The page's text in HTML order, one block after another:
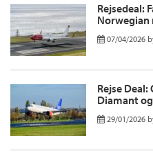
Rejsedeal:
Norwegian
07/04/2026
Rejse
Diamant
29/01/2026